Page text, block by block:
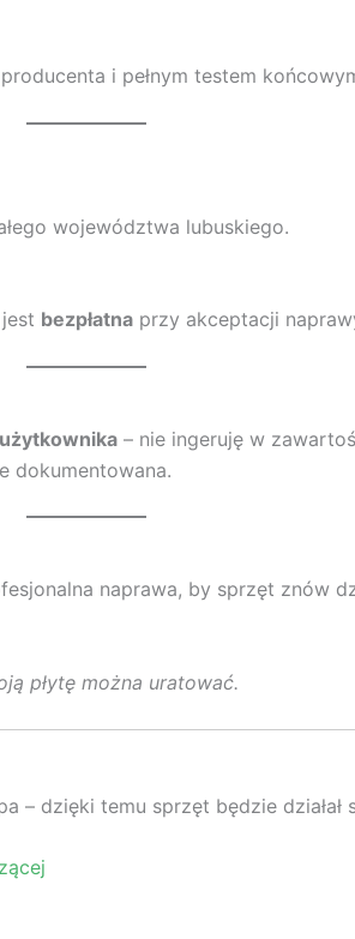
i pełnym testem
województwa lubuskiego.
bezpłatna przy akceptacji
– nie ingeruję w
dokumentowana.
naprawa, by sprzęt znów
płytę można uratować.
– dzięki temu sprzęt będzie